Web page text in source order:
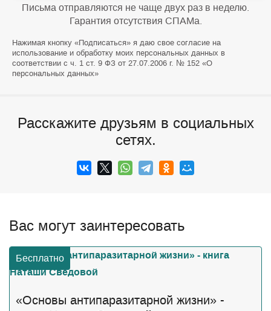
Письма отправляются не чаще двух раз в неделю.
Гарантия отсутствия СПАМа.
Нажимая кнопку «Подписаться» я даю свое согласие на
использование и обработку моих персональных данных в
соответствии с ч. 1 ст. 9 ФЗ от 27.07.2006 г. № 152 «О
персональных данных»
Расскажите друзьям в социальных
сетях.
Вас могут заинтересовать
Бесплатно
«Основы антипаразитарной жизни» -